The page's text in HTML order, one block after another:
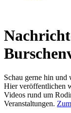
Schau gerne hin und
Hier veröffentlichen
Videos rund um
Veranstaltungen.